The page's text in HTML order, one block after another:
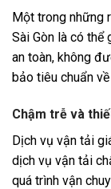
Một trong những
Sài Gòn là có
an toàn, không
bảo tiêu chuẩn
Chậm trễ và
Dịch vụ vận tải
dịch vụ vận tải
quá trình vận